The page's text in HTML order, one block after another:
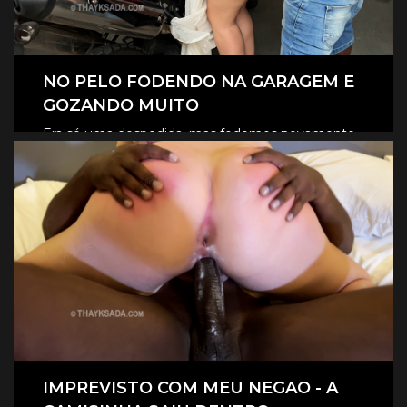
NO PELO FODENDO NA GARAGEM E
GOZANDO MUITO
Era só uma despedida, mas fodemos novamente
na garagem, e claro que foi no pelo, eles
revesaram gozar dentro de mim.
CLIQUE AQUI E ASSISTA
IMPREVISTO COM MEU NEGAO - A